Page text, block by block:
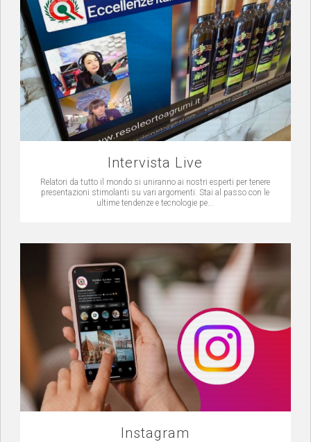
Intervista Live
Relatori da tutto il mondo si uniranno ai nostri esperti per tenere
presentazioni stimolanti su vari argomenti. Stai al passo con le
ultime tendenze e tecnologie pe...
Instagram